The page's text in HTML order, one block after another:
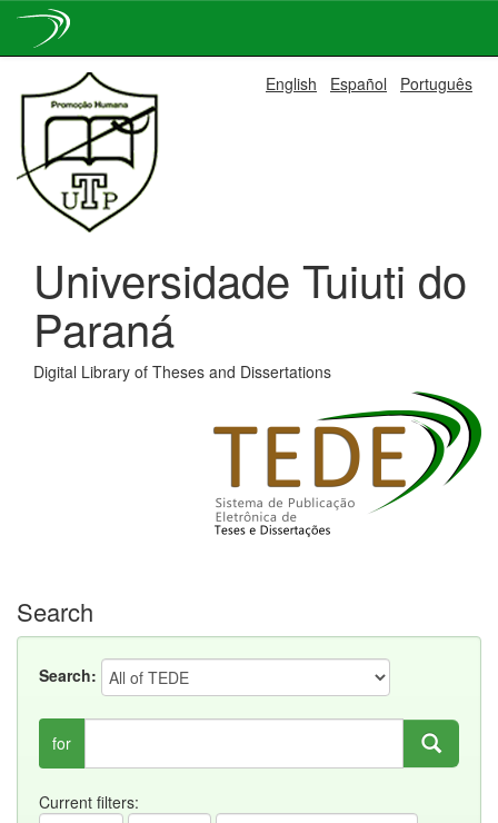
navigation
English Español Português
Universidade Tuiuti do
Paraná
Digital Library of Theses and Dissertations
Search
Search:
for
Current filters: